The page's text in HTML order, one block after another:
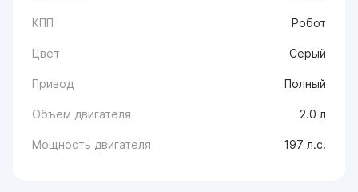
КПП Робот
Цвет Серый
Привод Полный
Объем двигателя 2.0 л
Мощность двигателя 197 л.с.